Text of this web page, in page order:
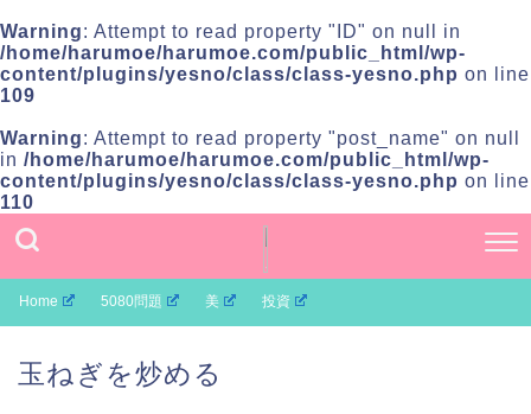
Warning: Attempt to read property "ID" on null in
/home/harumoe/harumoe.com/public_html/wp-
content/plugins/yesno/class/class-yesno.php on line
109
Warning: Attempt to read property "post_name" on null
in /home/harumoe/harumoe.com/public_html/wp-
content/plugins/yesno/class/class-yesno.php on line
110
Home 5080問題 美 投資
玉ねぎを炒める